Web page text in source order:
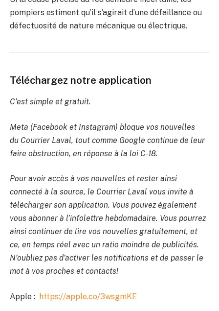
pompiers estiment qu’il s’agirait d’une défaillance ou
défectuosité de nature mécanique ou électrique.
Téléchargez notre application
C’est simple et gratuit.
Meta (Facebook et Instagram) bloque vos nouvelles
du Courrier Laval, tout comme Google continue de leur
faire obstruction, en réponse à la loi C-18.
Pour avoir accès à vos nouvelles et rester ainsi
connecté à la source, le Courrier Laval vous invite à
télécharger son application. Vous pouvez également
vous abonner à l’infolettre hebdomadaire. Vous pourrez
ainsi continuer de lire vos nouvelles gratuitement, et
ce, en temps réel avec un ratio moindre de publicités.
N’oubliez pas d’activer les notifications et de passer le
mot à vos proches et contacts!
Apple : https://apple.co/3wsgmKE